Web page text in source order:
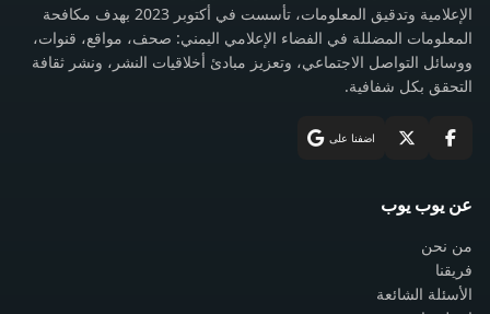
الإعلامية وتدقيق المعلومات، تأسست في أكتوبر 2023 بهدف مكافحة
المعلومات المضللة في الفضاء الإعلامي اليمني: صحف، مواقع، قنوات،
ووسائل التواصل الاجتماعي، وتعزيز مبادئ أخلاقيات النشر، ونشر ثقافة
التحقق بكل شفافية.
اضفنا على
عن يوب يوب
من نحن
فريقنا
الأسئلة الشائعة